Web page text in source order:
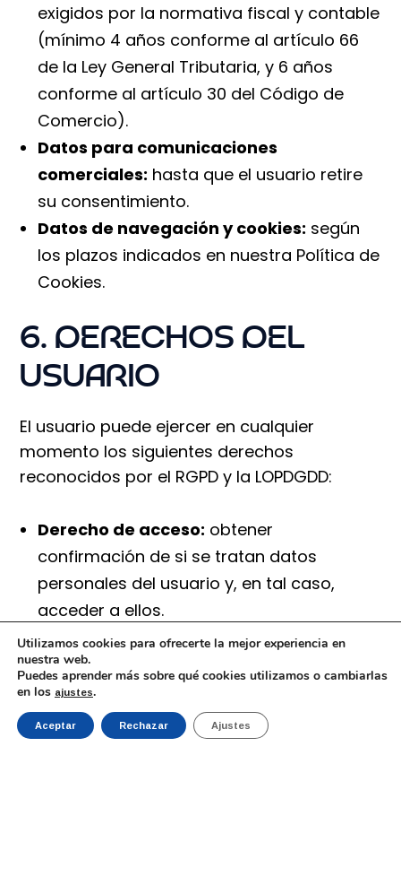
exigidos por la normativa fiscal y contable
(mínimo 4 años conforme al artículo 66
de la Ley General Tributaria, y 6 años
conforme al artículo 30 del Código de
Comercio).
Datos para comunicaciones
comerciales: hasta que el usuario retire
su consentimiento.
Datos de navegación y cookies: según
los plazos indicados en nuestra Política de
Cookies.
6. DERECHOS DEL
USUARIO
El usuario puede ejercer en cualquier
momento los siguientes derechos
reconocidos por el RGPD y la LOPDGDD:
Derecho de acceso: obtener
confirmación de si se tratan datos
personales del usuario y, en tal caso,
acceder a ellos.
Derecho de rectificación:solicitar la
corrección de datos inexactos o
incompletos.
Derecho de supresión («derecho al
olvido»):solicitar la eliminación de los
Utilizamos cookies para ofrecerte la mejor experiencia en
nuestra web.
Puedes aprender más sobre qué cookies utilizamos o cambiarlas
en los ajustes.
Aceptar Rechazar Ajustes